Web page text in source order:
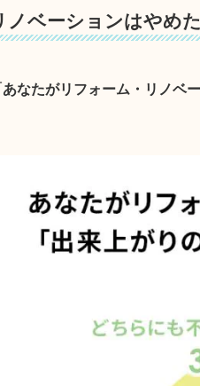
ノベーションはやめ
あなたがリフォーム・リノベ